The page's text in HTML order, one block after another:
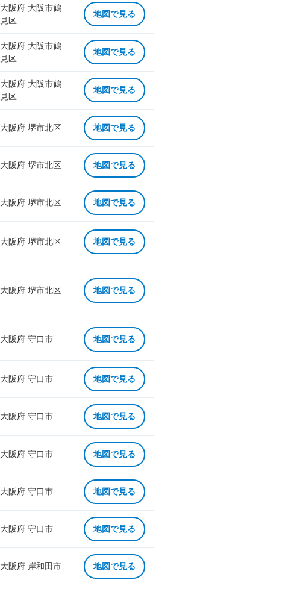
大阪府 大阪市鶴
見区
地図で見る
大阪府 大阪市鶴
見区
地図で見る
大阪府 大阪市鶴
見区
地図で見る
大阪府 堺市北区 地図で見る
大阪府 堺市北区 地図で見る
大阪府 堺市北区 地図で見る
大阪府 堺市北区 地図で見る
大阪府 堺市北区 地図で見る
大阪府 守口市 地図で見る
大阪府 守口市 地図で見る
大阪府 守口市 地図で見る
大阪府 守口市 地図で見る
大阪府 守口市 地図で見る
大阪府 守口市 地図で見る
大阪府 岸和田市 地図で見る